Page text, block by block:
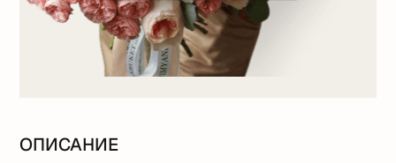
ОПИСАНИЕ